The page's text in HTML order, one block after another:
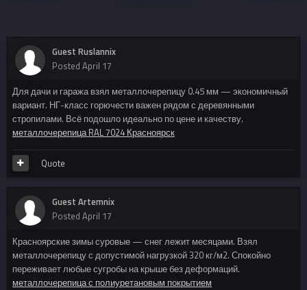
Guest Ruslannix
Posted April 17
Для дачи и гаража взял металлочерепицу 0.45 мм — экономичный
вариант. НГ-класс горючести важен рядом с деревянными
стропилами. Всё подошло идеально по цене и качеству.
металлочерепица RAL 7024 Красноярск
Quote
Guest Artemnix
Posted April 17
Красноярские зимы суровые — снег лежит месяцами. Взял
металлочерепицу с допустимой нагрузкой 320 кг/м2. Спокойно
переживает любые сугробы на крыше без деформаций.
металлочерепица с полиуретановым покрытием